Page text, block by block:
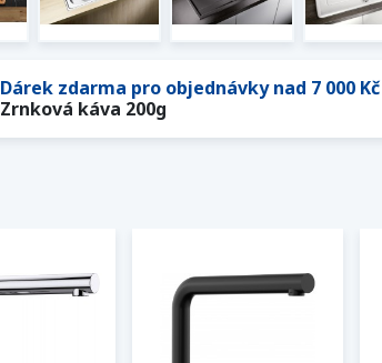
Dárek zdarma pro objednávky nad 7 000 Kč
Zrnková káva 200g